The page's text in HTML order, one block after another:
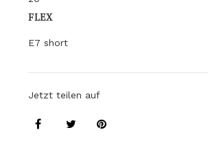
FLEX
E7 short
Jetzt teilen auf